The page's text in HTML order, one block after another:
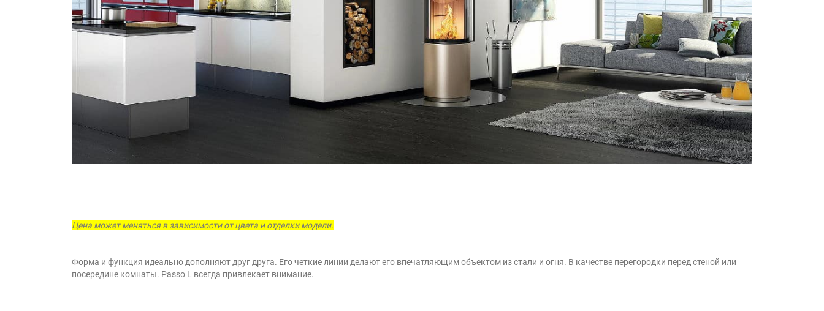
Цена может меняться в зависимости от цвета и отделки модели.
Форма и функция идеально дополняют друг друга. Его четкие линии делают его впечатляющим объектом из стали и огня. В качестве перегородки перед стеной или
посередине комнаты. Passo L всегда привлекает внимание.